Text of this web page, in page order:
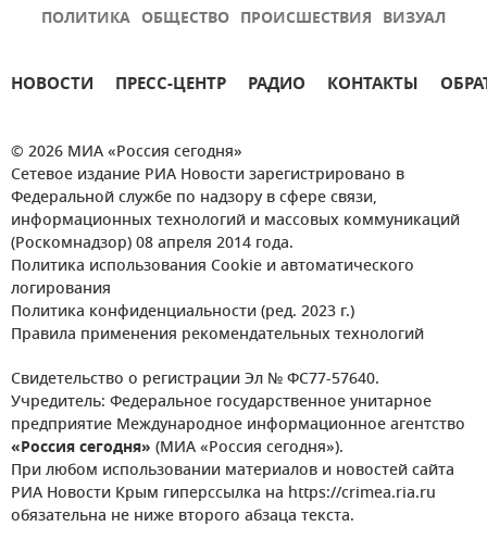
ПОЛИТИКА ОБЩЕСТВО ПРОИСШЕСТВИЯ ВИЗУАЛ
НОВОСТИ ПРЕСС-ЦЕНТР РАДИО КОНТАКТЫ
© 2026 МИА «Россия сегодня»
Сетевое издание РИА Новости зарегистрировано в
Федеральной службе по надзору в сфере связи,
информационных технологий и массовых коммуникаций
(Роскомнадзор) 08 апреля 2014 года.
Политика использования Cookie и автоматического
логирования
Политика конфиденциальности (ред. 2023 г.)
Правила применения рекомендательных технологий
Свидетельство о регистрации Эл № ФС77-57640.
Учредитель: Федеральное государственное унитарное
предприятие Международное информационное агентство
«Россия сегодня» (МИА «Россия сегодня»).
При любом использовании материалов и новостей сайта
РИА Новости Крым гиперссылка на https://crimea.ria.ru
обязательна не ниже второго абзаца текста.